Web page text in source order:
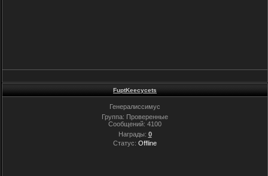
FuptKeecycets
Генералиссимус
Группа: Проверенные
Сообщений: 4100
Награды: 0
Статус: Offline